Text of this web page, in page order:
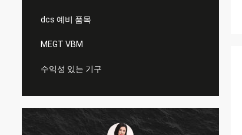
dcs 예비 품목
MEGT VBM
수익성 있는 기구